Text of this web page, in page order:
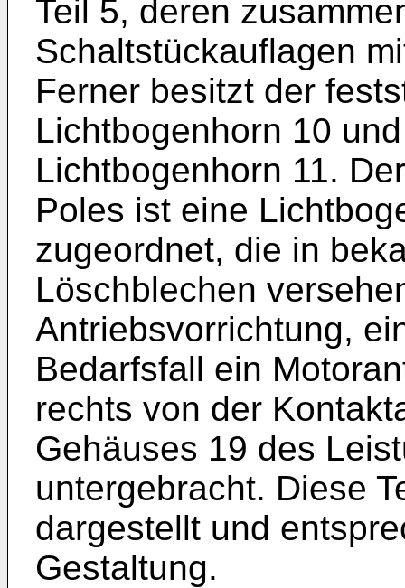
Teil 5, deren
Schaltstückauflagen
Ferner besitzt der
Lichtbogenhorn 10
Lichtbogenhorn 11.
Poles ist eine
zugeordnet, die in
Löschblechen
Antriebsvorrichtung,
Bedarfsfall ein
rechts von der
Gehäuses 19 des
untergebracht. Diese
dargestellt und
Gestaltung.